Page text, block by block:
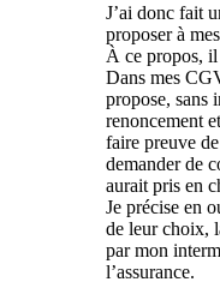
J’ai donc fait
proposer à
À ce propos, il
Dans mes
propose, sans
renoncement
faire preuve
demander de
aurait pris en
Je précise en
de leur choix,
par mon
l’assurance.